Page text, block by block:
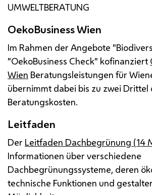
UMWELTBERATUNG
OekoBusiness Wien
Im Rahmen der Angebote
"OekoBusiness Check" kofinanziert
Wien Beratungsleistungen für
übernimmt dabei bis zu zwei Drittel
Beratungskosten.
Leitfaden
Der Leitfaden Dachbegrünung (14
Informationen über verschiedene
Dachbegrünungssysteme, deren
technische Funktionen und